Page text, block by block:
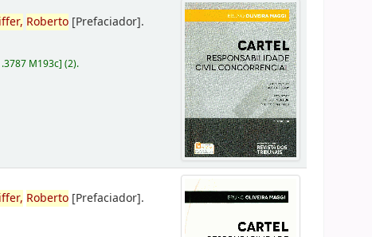
Roberto [Prefaciador].
M193c](2).
Roberto [Prefaciador].